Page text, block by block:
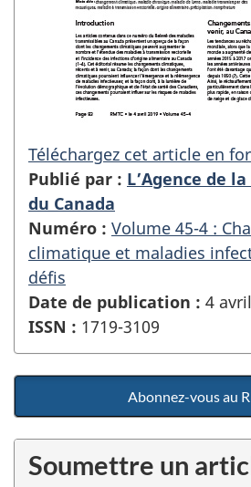
Téléchargez cet article en
Publié par : L’Agence de
du Canada
Numéro : Volume 45-4 :
climatique et maladies
défis
Date de publication : 4
ISSN : 1719-3109
Abonnez-vous au
Soumettre un